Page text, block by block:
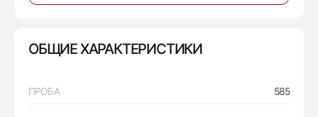
ОБЩИЕ ХАРАКТЕРИСТИКИ
ПРОБА 585